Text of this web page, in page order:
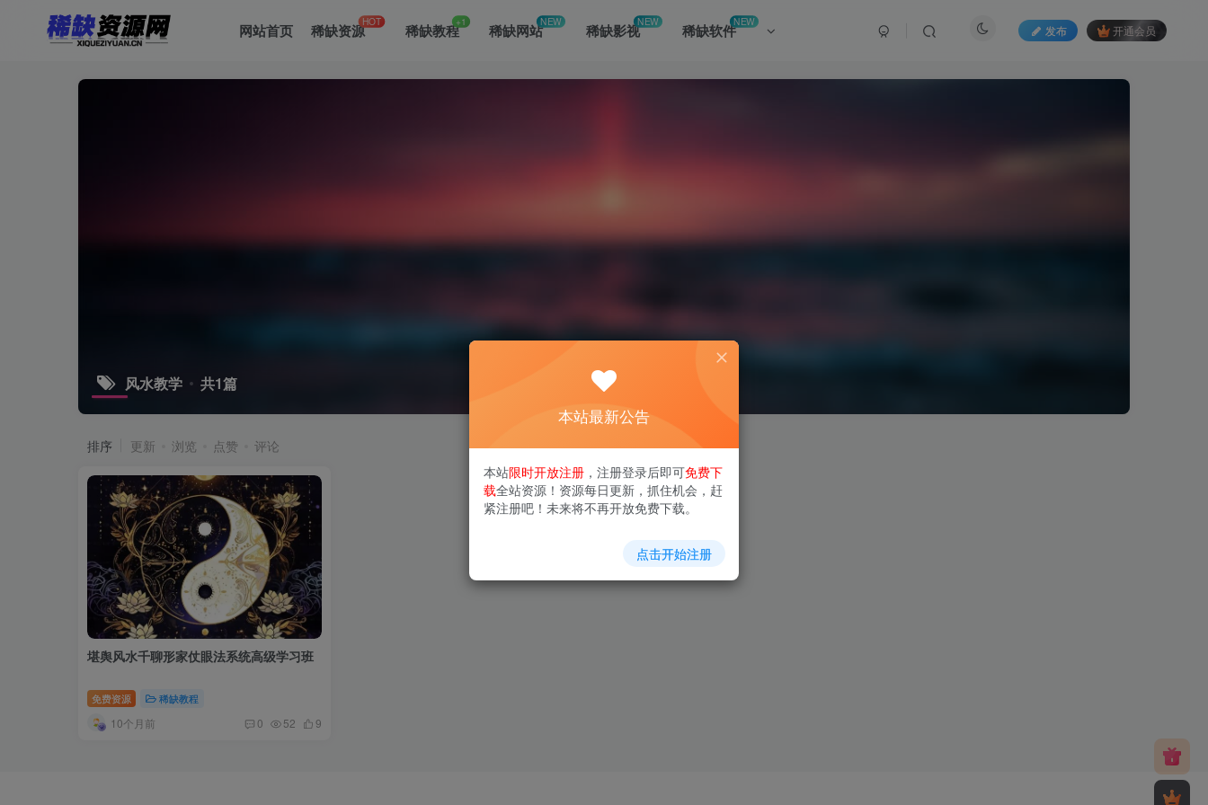
网站首页 稀缺资源HOT 稀缺教程+1 稀缺网站NEW 稀缺影视NEW 稀缺软件NEW
发布 开通会员
风水教学 共1篇
排序 更新 浏览 点赞 评论
堪舆风水千聊形家仗眼法系统高级学习班
免费资源 稀缺教程
10个月前 0 52 9
本站最新公告
本站限时开放注册 ，注册登录后即可免费下
载全站资源！资源每日更新，抓住机会，赶
紧注册吧！未来将不再开放免费下载。
点击开始注册